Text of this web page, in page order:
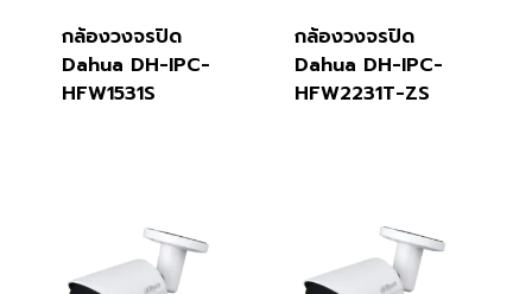
กล้องวงจรปิด
Dahua DH-IPC-
HFW1531S
กล้องวงจรปิด
Dahua DH-IPC-
HFW2231T-ZS